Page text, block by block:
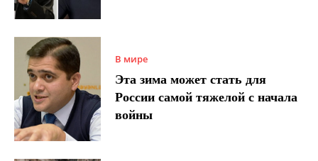
В мире
Эта зима может стать для
России самой тяжелой с начала
войны